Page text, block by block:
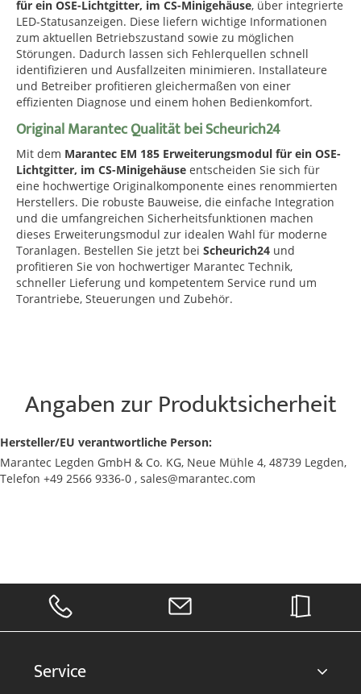
für ein OSE-Lichtgitter, im CS-Minigehäuse, über integrierte
LED-Statusanzeigen. Diese liefern wichtige Informationen
zum aktuellen Betriebszustand sowie zu möglichen
Störungen. Dadurch lassen sich Fehlerquellen schnell
identifizieren und Ausfallzeiten minimieren. Installateure
und Betreiber profitieren gleichermaßen von einer
effizienten Diagnose und einem hohen Bedienkomfort.
Original Marantec Qualität bei Scheurich24
Mit dem Marantec EM 185 Erweiterungsmodul für ein OSE-
Lichtgitter, im CS-Minigehäuse entscheiden Sie sich für
eine hochwertige Originalkomponente eines renommierten
Herstellers. Die robuste Bauweise, die einfache Integration
und die umfangreichen Sicherheitsfunktionen machen
dieses Erweiterungsmodul zur idealen Wahl für moderne
Toranlagen. Bestellen Sie jetzt bei Scheurich24 und
profitieren Sie von hochwertiger Marantec Technik,
schneller Lieferung und kompetentem Service rund um
Torantriebe, Steuerungen und Zubehör.
Angaben zur Produktsicherheit
Hersteller/EU verantwortliche Person:
Marantec Legden GmbH & Co. KG, Neue Mühle 4, 48739 Legden,
Telefon +49 2566 9336-0 , sales@marantec.com
Service